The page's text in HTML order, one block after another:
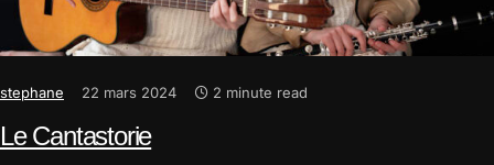
stephane 22 mars 2024 2 minute read
Le Cantastorie